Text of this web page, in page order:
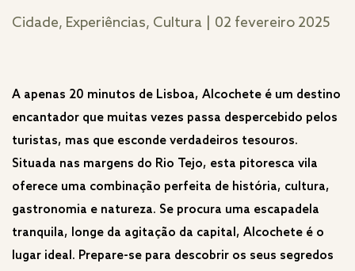
Cidade, Experiências, Cultura 02 fevereiro 2025
A apenas 20 minutos de Lisboa, Alcochete é um destino
encantador que muitas vezes passa despercebido pelos
turistas, mas que esconde verdadeiros tesouros.
Situada nas margens do Rio Tejo, esta pitoresca vila
oferece uma combinação perfeita de história, cultura,
gastronomia e natureza. Se procura uma escapadela
tranquila, longe da agitação da capital, Alcochete é o
lugar ideal. Prepare-se para descobrir os seus segredos